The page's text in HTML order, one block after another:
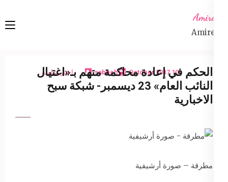
content
Enter)
Amireta
Amireta
10 October 2017
sabbeh اخبار شاملة
الحكم في إعادة محاكمة متهم بـ«اغتيال
النائب العام» 23 ديسمبر- شبكة سبح
الاخبارية
مطرقة – صورة أرشيفية